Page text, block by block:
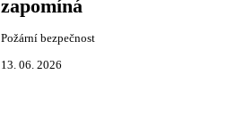
zapomíná
Požární bezpečnost
13. 06. 2026